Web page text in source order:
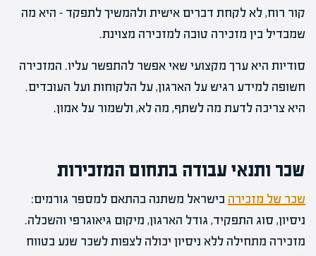
קור רוח, לא לקחת דברים אישית ולהמשיך לתפקד – היא מה
שמבדיל בין מזכירה טובה למזכירה מצוינת.
סודיות היא ערך מקצועי שאי אפשר להתפשר עליו. המזכירה
חשופה למידע רגיש על הארגון, על הלקוחות ועל העובדים.
היא צריכה לדעת מה לשתף, מה לא, ולשמור על אמון.
שכר ותנאי עבודה בתחום המזכירות
שכר של מזכירה בישראל משתנה בהתאם למספר גורמים:
ניסיון, סוג התפקיד, גודל הארגון, מיקום גיאוגרפי והשכלה.
מזכירה מתחילה ללא ניסיון יכולה לצפות לשכר שנע בטווח